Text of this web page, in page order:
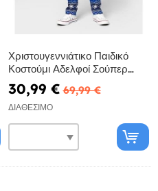
Χριστουγεννιάτικο Παιδικό
Κοστούμι Αδελφοί Σούπερ
Μάριο - Opposuits
30,99 € 69,99 €
ΔΙΑΘΈΣΙΜΟ